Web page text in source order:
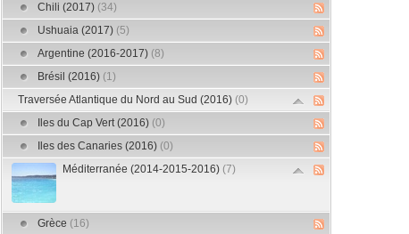
Chili (2017) (34)
Ushuaia (2017) (5)
Argentine (2016-2017) (8)
Brésil (2016) (1)
Traversée Atlantique du Nord au Sud (2016) (0)
Iles du Cap Vert (2016) (0)
Iles des Canaries (2016) (0)
Méditerranée (2014-2015-2016) (7)
Grèce (16)